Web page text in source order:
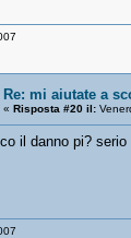
Re: mi aiutate a
« Risposta #20 il:
il danno pi?